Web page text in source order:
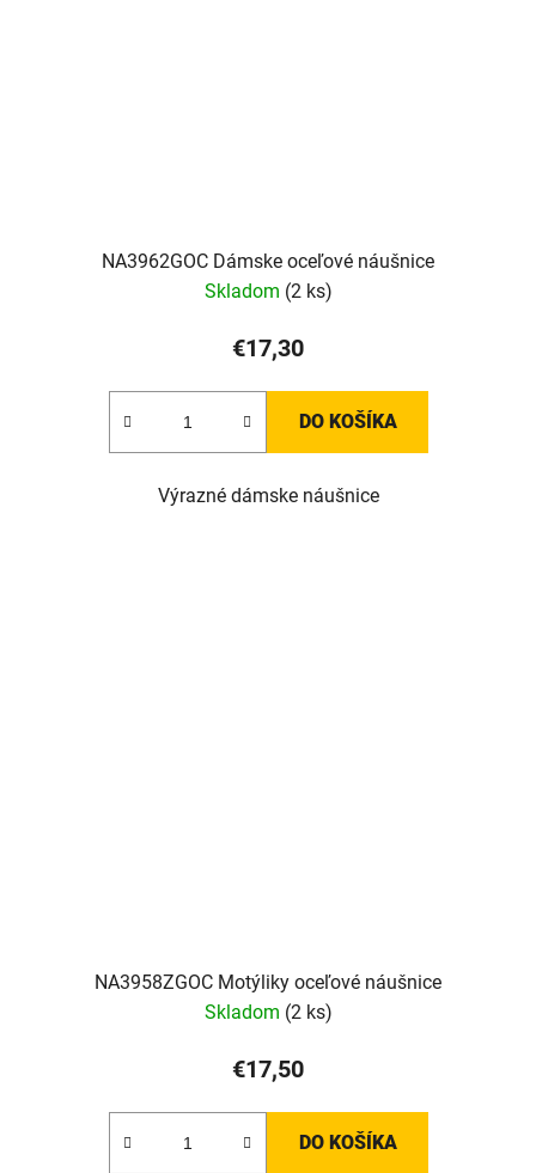
NA3962GOC Dámske oceľové náušnice
Skladom (2 ks)
€17,30
DO KOŠÍKA
Výrazné dámske náušnice
NA3958ZGOC Motýliky oceľové náušnice
Skladom (2 ks)
€17,50
DO KOŠÍKA